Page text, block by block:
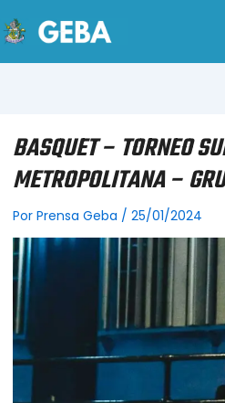
BASQUET – TORNEO
METROPOLITANA –
Por Prensa Geba / 25/01/2024